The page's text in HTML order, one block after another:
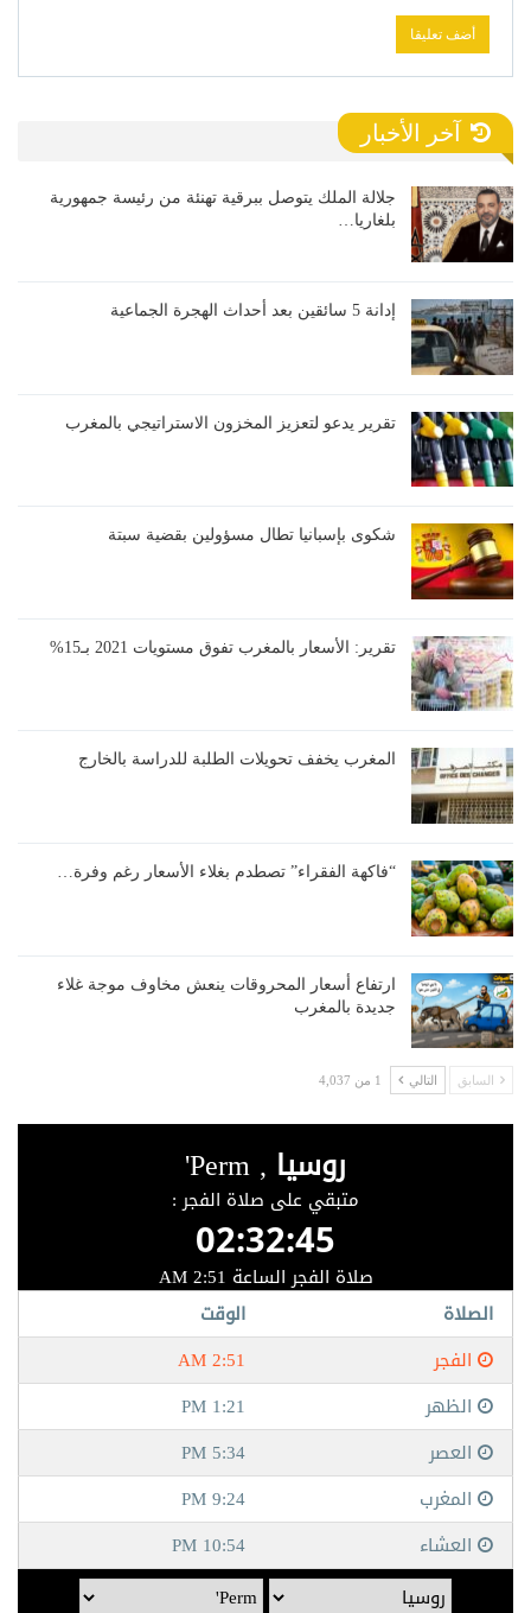
آخر الأخبار
جلالة الملك يتوصل ببرقية تهنئة من رئيسة جمهورية
بلغاريا…
إدانة 5 سائقين بعد أحداث الهجرة الجماعية
تقرير يدعو لتعزيز المخزون الاستراتيجي بالمغرب
شكوى بإسبانيا تطال مسؤولين بقضية سبتة
تقرير: الأسعار بالمغرب تفوق مستويات 2021 بـ15%
المغرب يخفف تحويلات الطلبة للدراسة بالخارج
“فاكهة الفقراء” تصطدم بغلاء الأسعار رغم وفرة…
ارتفاع أسعار المحروقات ينعش مخاوف موجة غلاء
جديدة بالمغرب
السابق التالي 1 من 4,037